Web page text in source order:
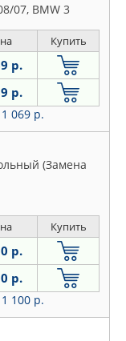
07, BMW 3
Купить
р.
р.
069 р.
(Замена
Купить
р.
р.
100 р.